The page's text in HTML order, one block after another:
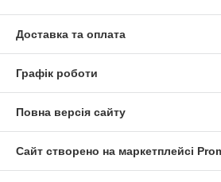
Доставка та оплата
Графік роботи
Повна версія сайту
Сайт створено на маркетплейсі